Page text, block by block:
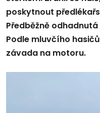
poskytnout
Předběžně
Podle mluvčího
závada na motoru.